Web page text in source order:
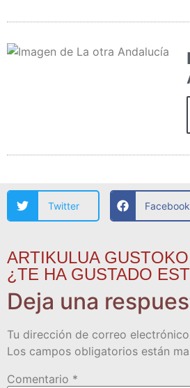
Twitter Facebook
ARTIKULUA
¿TE HA GUSTADO
Deja una
Tu dirección de correo
Los campos obligatorios están
Comentario *